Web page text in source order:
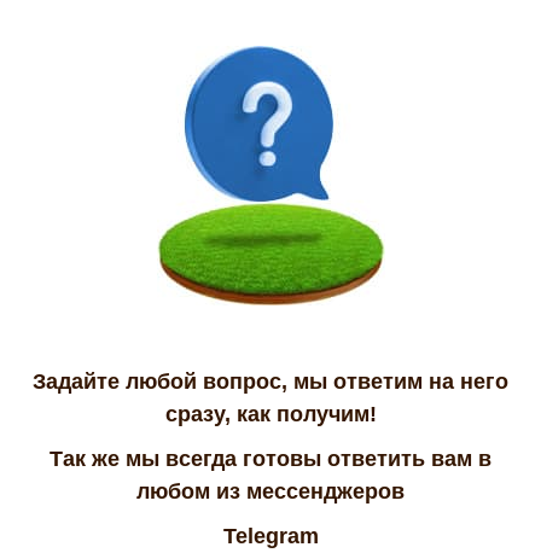
Задайте любой вопрос, мы ответим на него
сразу, как получим!
Так же мы всегда готовы ответить вам в
любом из мессенджеров
Telegram